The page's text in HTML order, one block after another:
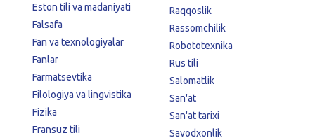
Eston tili va madaniyati
Falsafa
Fan va texnologiyalar
Fanlar
Farmatsevtika
Filologiya va lingvistika
Fizika
Fransuz tili
Raqqoslik
Rassomchilik
Robototexnika
Rus tili
Salomatlik
San'at
San'at tarixi
Savodxonlik